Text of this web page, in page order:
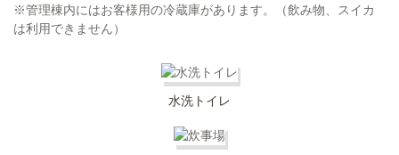
※管理棟内にはお客様用の冷蔵庫があります。（飲み物、スイカ
は利用できません）
水洗トイレ